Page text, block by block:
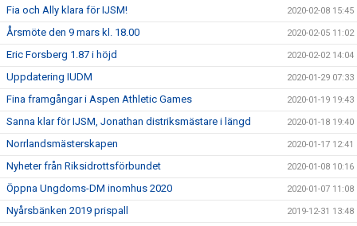
Fia och Ally klara för IJSM! 2020-02-08 15:45
Årsmöte den 9 mars kl. 18.00 2020-02-05 11:02
Eric Forsberg 1.87 i höjd 2020-02-02 14:04
Uppdatering IUDM 2020-01-29 07:33
Fina framgångar i Aspen Athletic Games 2020-01-19 19:43
Sanna klar för IJSM, Jonathan distriksmästare i längd 2020-01-18 19:40
Norrlandsmästerskapen 2020-01-17 12:41
Nyheter från Riksidrottsförbundet 2020-01-08 10:16
Öppna Ungdoms-DM inomhus 2020 2020-01-07 11:08
Nyårsbänken 2019 prispall 2019-12-31 13:48